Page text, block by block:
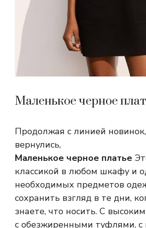
Маленькое черное
Продолжая с линией
вернулись,
Маленькое черное платье
классикой в ​​любом шкафу и
необходимых предметов
сохранить взгляд в те дни,
знаете, что носить. С
с обезжиренными туфлями, с